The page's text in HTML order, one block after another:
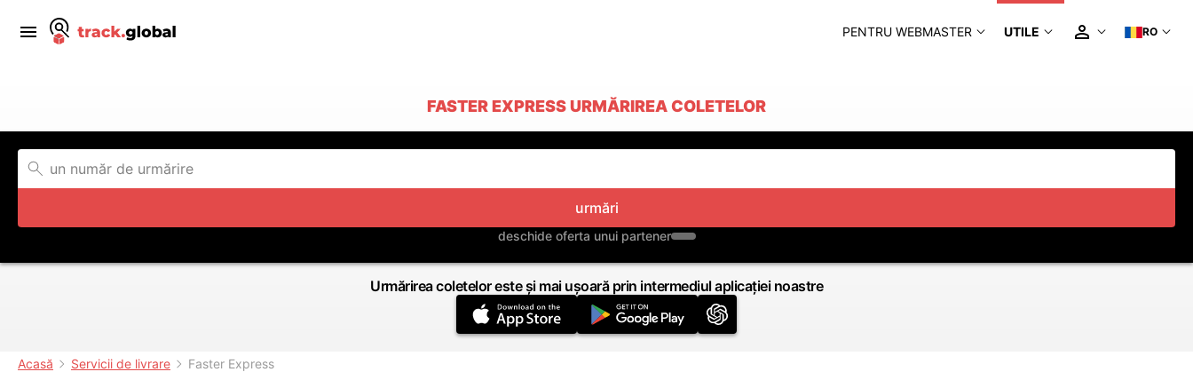
PENTRU WEBMASTER UTILE RO
FASTER EXPRESS URMĂRIREA COLETELOR
urmări
deschide oferta unui partener
Urmărirea coletelor este și mai ușoară prin intermediul aplicației noastre
Acasă Servicii de livrare Faster Express